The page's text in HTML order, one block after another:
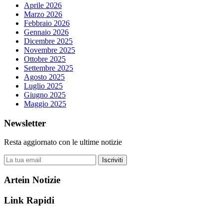
Aprile 2026
Marzo 2026
Febbraio 2026
Gennaio 2026
Dicembre 2025
Novembre 2025
Ottobre 2025
Settembre 2025
Agosto 2025
Luglio 2025
Giugno 2025
Maggio 2025
Newsletter
Resta aggiornato con le ultime notizie
Iscriviti
Artein Notizie
Link Rapidi